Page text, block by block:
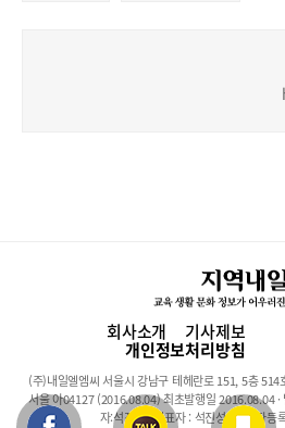
회사소개 기사제보
개인정보처리방침
(주)내일엘엠씨 서울시 강남구 테헤란로 151, 5층 514
서울 아04127 (2016.08.04) 최초발행일 2016.08.04 ·
자:석진성 · 대표자 : 석진성 · 사업자